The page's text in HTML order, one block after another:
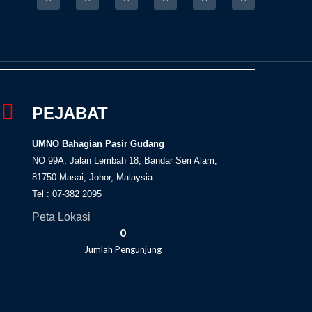
c
k
s
a
i
u
k
s
PEJABAT
UMNO Bahagian Pasir Gudang
NO 99A, Jalan Lembah 18, Bandar Seri Alam,
81750 Masai, Johor, Malaysia.
Tel : 07-382 2095
Peta Lokasi
Jumlah Pengunjung
0